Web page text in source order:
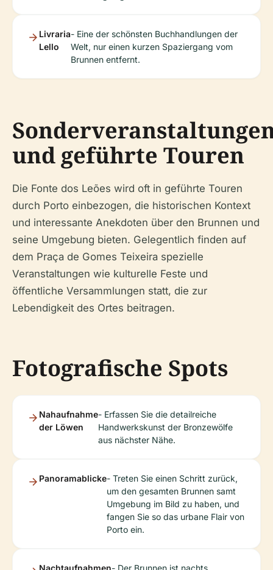
Livraria
Lello
- Eine der schönsten Buchhandlungen der
Welt, nur einen kurzen Spaziergang vom
Brunnen entfernt.
und geführte Touren
Die Fonte dos Leões wird oft in geführte Touren
durch Porto einbezogen, die historischen Kontext
und interessante Anekdoten über den Brunnen und
seine Umgebung bieten. Gelegentlich finden auf
dem Praça de Gomes Teixeira spezielle
Veranstaltungen wie kulturelle Feste und
öffentliche Versammlungen statt, die zur
Lebendigkeit des Ortes beitragen.
Fotografische Spots
Nahaufnahme
der Löwen
- Erfassen Sie die detailreiche
Handwerkskunst der Bronzewölfe
aus nächster Nähe.
Panoramablicke- Treten Sie einen Schritt zurück,
um den gesamten Brunnen samt
Umgebung im Bild zu haben, und
fangen Sie so das urbane Flair von
Porto ein.
Nachtaufnahmen- Der Brunnen ist nachts